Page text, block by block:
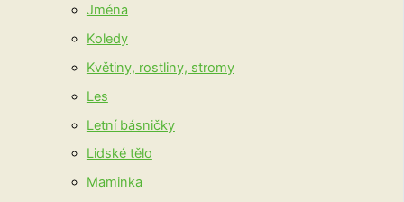
Jména
Koledy
Květiny, rostliny, stromy
Les
Letní básničky
Lidské tělo
Maminka